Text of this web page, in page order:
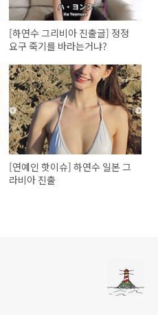
[하연수 그리비아 진출글] 정정
요구 죽기를 바라는거냐?
[연예인 핫이슈] 하연수 일본 그
라비아 진출